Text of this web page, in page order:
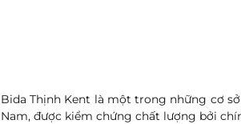
Bida Thịnh Kent là một trong những cơ
Nam, được kiểm chứng chất lượng bởi